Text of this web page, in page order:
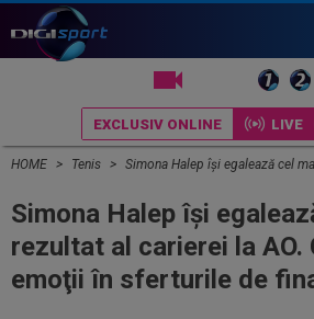
EXCLUSIV ONLINE LIVE
HOME Tenis Simona Halep îşi egalează cel mai bun rezultat al carierei
Simona Halep îşi
rezultat al carierei la
emoţii în sferturile de